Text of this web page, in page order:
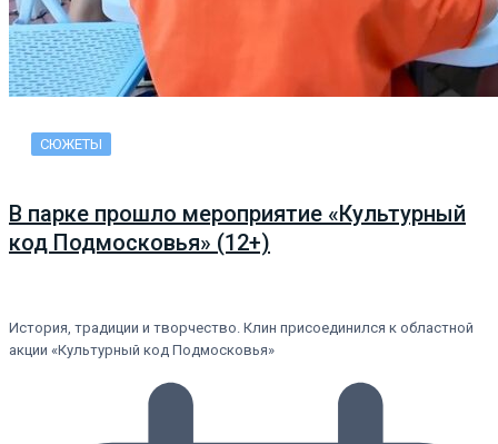
СЮЖЕТЫ
В парке прошло мероприятие «Культурный
код Подмосковья» (12+)
История, традиции и творчество. Клин присоединился к областной
акции «Культурный код Подмосковья»